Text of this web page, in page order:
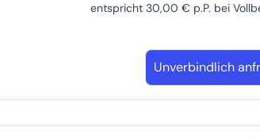
entspricht 30,00 € p.P. bei
Unverbindlich